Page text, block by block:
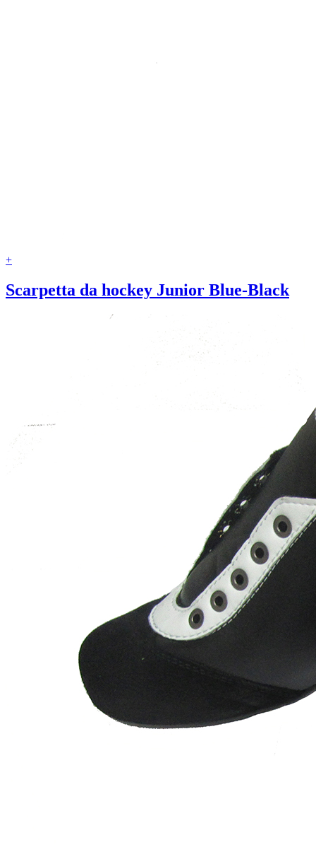
+
Scarpetta da hockey Junior Blue-Black